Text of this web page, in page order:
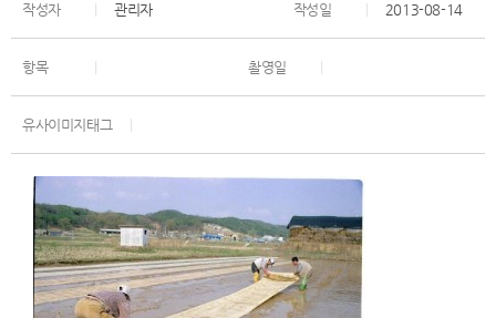
작성자 관리자 작성일 2013-08-14
항목 촬영일
유사이미지태그